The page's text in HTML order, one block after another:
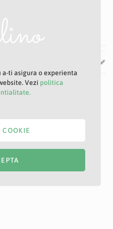
a-ti asigura o experienta
Vezi politica
COOKIE